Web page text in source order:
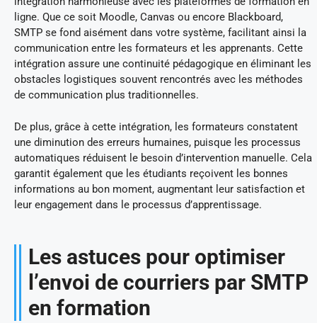
ligne. Que ce soit Moodle, Canvas ou encore Blackboard,
SMTP se fond aisément dans votre système, facilitant ainsi la
communication entre les formateurs et les apprenants. Cette
intégration assure une continuité pédagogique en éliminant les
obstacles logistiques souvent rencontrés avec les méthodes
de communication plus traditionnelles.
De plus, grâce à cette intégration, les formateurs constatent
une diminution des erreurs humaines, puisque les processus
automatiques réduisent le besoin d’intervention manuelle. Cela
garantit également que les étudiants reçoivent les bonnes
informations au bon moment, augmentant leur satisfaction et
leur engagement dans le processus d’apprentissage.
Les astuces pour optimiser
l’envoi de courriers par SMTP
en formation